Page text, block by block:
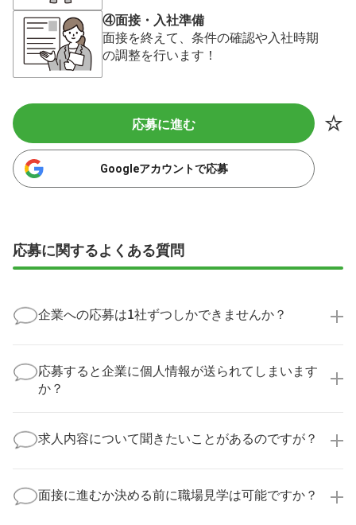
④面接・入社準備
面接を終えて、条件の確認や入社時期
の調整を行います！
応募に進む
Googleアカウントで応募
応募に関するよくある質問
企業への応募は1社ずつしかできませんか？
実際に医療キャリアナビを利用して転職に成功した方
の多くは、複数応募して自分に合った職場を選ばれて
います。
応募すると企業に個人情報が送られてしまいます
か？
業様に個人情報が送られることはありません！
より詳細な求人情報をご確認いただいた上で、転職希
求人内容について聞きたいことがあるのですが？
してお答えいたします。
勤務体制や職場の雰囲気、研修制度など、どんな小さ
面接に進むか決める前に職場見学は可能ですか？